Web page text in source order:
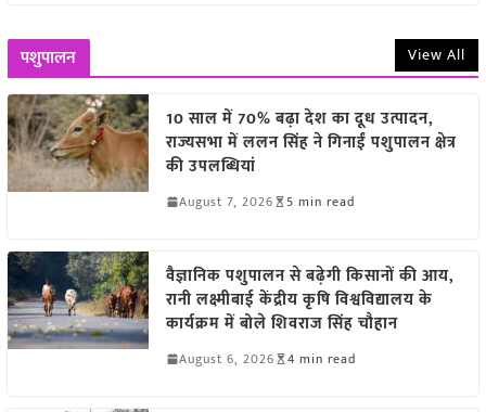
पशुपालन View All
10 साल में 70% बढ़ा देश का दूध उत्पादन,
राज्यसभा में ललन सिंह ने गिनाईं पशुपालन क्षेत्र
की उपलब्धियां
August 7, 2026 5 min read
वैज्ञानिक पशुपालन से बढ़ेगी किसानों की आय,
रानी लक्ष्मीबाई केंद्रीय कृषि विश्वविद्यालय के
कार्यक्रम में बोले शिवराज सिंह चौहान
August 6, 2026 4 min read